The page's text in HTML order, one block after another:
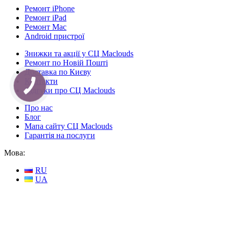
Ремонт iPhone
Ремонт iPad
Ремонт Mac
Android пристрої
Знижки та акції у СЦ Maclouds
Ремонт по Новій Пошті
Доставка по Києву
Контакти
Відгуки про СЦ Maclouds
Про нас
Блог
Мапа сайту СЦ Maclouds
Гарантія на послуги
Мова:
RU
UA